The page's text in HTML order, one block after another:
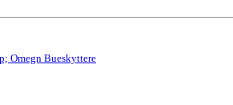
Omegn Bueskyttere